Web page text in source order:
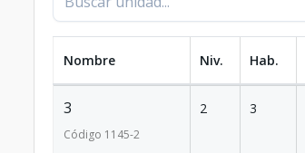
Nombre Niv. Hab.
3
Código 1145-2
2 3